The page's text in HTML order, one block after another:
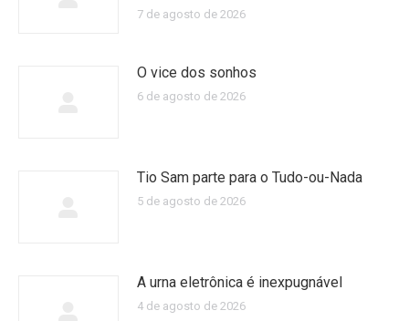
7 de agosto de 2026
O vice dos sonhos
6 de agosto de 2026
Tio Sam parte para o Tudo-ou-Nada
5 de agosto de 2026
A urna eletrônica é inexpugnável
4 de agosto de 2026